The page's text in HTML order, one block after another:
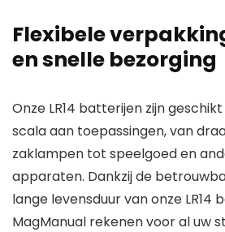
Flexibele
en snelle bezorging
Onze LR14 batterijen zijn
scala aan toepassingen, van
zaklampen tot speelgoed en
apparaten. Dankzij de
lange levensduur van onze LR14
MagManual rekenen voor al uw